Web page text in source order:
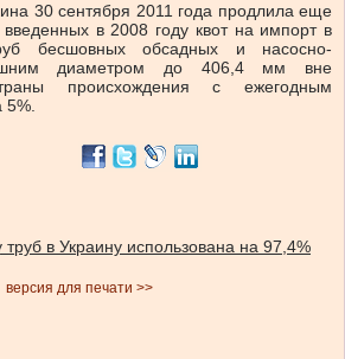
30 сентября 2011 года продлила еще
в 2008 году квот на импорт в
бесшовных обсадных и насосно-
диаметром до 406,4 мм вне
происхождения с ежегодным
5%.
труб в Украину использована на 97,4%
версия для печати >>